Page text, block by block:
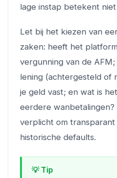
lage instap betekent
Let bij het kiezen van
zaken: heeft het
vergunning van de
lening (achtergesteld of
je geld vast; en wat is
eerdere wanbetalingen?
verplicht om
historische defaults.
💡 Tip